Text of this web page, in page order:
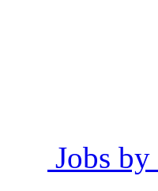
Jobs by